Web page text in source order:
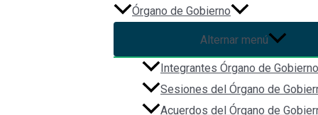
Órgano de Gobierno
Alternar menú
Integrantes Órgano de Gobierno
Sesiones del Órgano de
Acuerdos del Órgano de